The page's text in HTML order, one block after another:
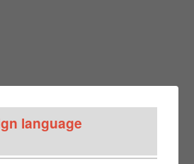
language